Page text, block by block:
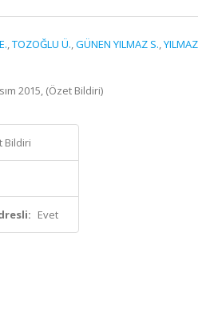
,TOZOĞLU Ü.,GÜNEN YILMAZ S.,YILMAZ
2015, (Özet Bildiri)
Bildiri
Evet